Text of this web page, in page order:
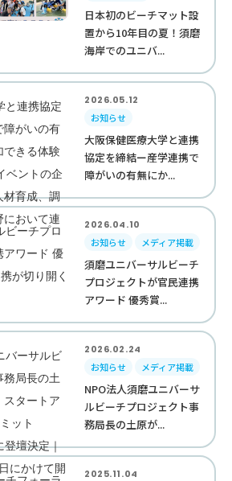
日本初のビーチマット設
置から10年目の夏！須磨
海岸でのユニバ...
2026.05.12
お知らせ
大阪保健医療大学と連携
協定を締結ー産学連携で
障がいの有無にか...
2026.04.10
お知らせ
メディア掲載
須磨ユニバーサルビーチ
プロジェクトが官民連携
アワード 優秀賞...
2026.02.24
お知らせ
メディア掲載
NPO法人須磨ユニバーサ
ルビーチプロジェクト事
務局長の土原が...
2025.11.04